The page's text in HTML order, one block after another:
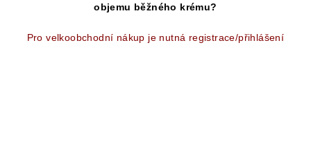
objemu běžného krému?
Pro velkoobchodní nákup je nutná registrace/přihlášení